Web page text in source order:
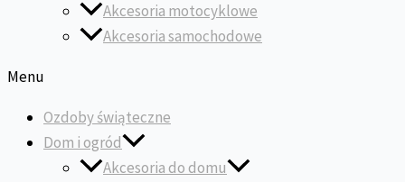
Akcesoria motocyklowe
Akcesoria samochodowe
Menu
Ozdoby świąteczne
Dom i ogród
Akcesoria do domu